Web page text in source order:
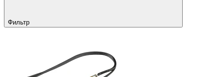
Фильтр